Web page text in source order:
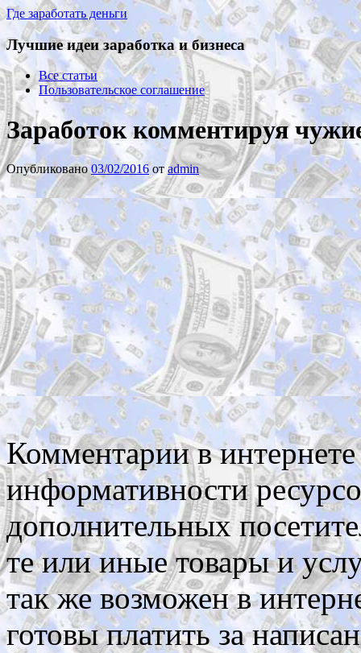
Где заработать деньги
Лучшие идеи заработка и бизнеса
Все статьи
Пользовательское соглашение
Заработок комментируя
Опубликовано03/02/2016 отadmin
Комментарии в
информативности
дополнительных
те или иные товары и
так же возможен в
готовы платить за